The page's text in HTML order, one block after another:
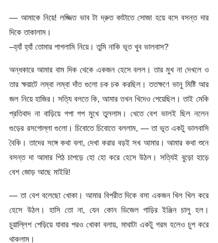
— আমাকে নিয়ে! লজ্জিত ভাব টা দ্রুত কাটাতে সোজা হয়ে বসে বসন্ত দার
দিকে তাকালাম।
–হ্যাঁ হ্যাঁ তোমার পাগলামি নিয়ে। তুমি নাকি ভূত খুব ভালবাস?
অন্ধকারে আমার বাম দিক থেকে একজন হেসে বলল। তার মুখ না দেখলে ও
তার ক্ষয়াটে লম্বা লম্বা দাঁত গুলো চক চক করছিল। ততক্ষণে ভানু মিষ্টি আর
জল নিয়ে হাজির। সত্যি বলতে কি, আমার তখন খিদেও পেয়েছিল। তাই মেকি
প্রতিবাদ না বাড়িয়ে গপা গপ মুখে তুললাম। খেতে বেশ ভালই ছিল নলেন
গুড়ের রসগোল্লা গুলো। চিবোতে চিবোতে বললাম, — তা ভূত একটু ভালবাসি
বৈকি। তাদের সঙ্গে কথা বলা, দেখা করার বড়ই সখ আমার। আমার কথা শুনে
বসন্ত দা আমার পিঠ চাপড়ে হো হো করে হেসে উঠল। সত্যিই বুড়ো হাড়ে
বেশ জোড় আছে মাইরি!
— তা বেশ বলেছো খোকা। আমার বিপরীত দিকে বসা একজন খিল খিল করে
হেসে উঠল। হাসি তো না, যেন কোন ডিজেল গাড়ির ইঞ্জিন চালু হল।
চুয়াল্লিশ পেড়িয়ে যাবার পরও খোকা বলায়, মাথাটা একটু গরম হলেও চুপ করে
থাকলাম।